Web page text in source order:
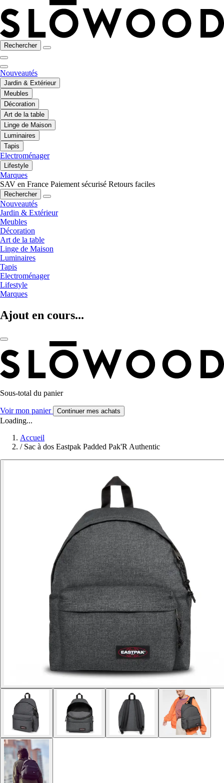
Rechercher
Nouveautés
Jardin & Extérieur
Meubles
Décoration
Art de la table
Linge de Maison
Luminaires
Tapis
Electroménager
Lifestyle
Marques
SAV en France Paiement sécurisé Retours faciles
Rechercher
Nouveautés
Jardin & Extérieur
Meubles
Décoration
Art de la table
Linge de Maison
Luminaires
Tapis
Electroménager
Lifestyle
Marques
Ajout en cours...
Sous-total du panier
Voir mon panier Continuer mes achats
Loading...
Accueil
/ Sac à dos Eastpak Padded Pak'R Authentic